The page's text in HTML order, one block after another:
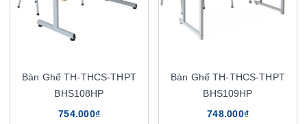
Bàn Ghế TH-THCS-THPT
BHS108HP
754.000₫
Bàn Ghế TH-THCS-THPT
BHS109HP
748.000₫